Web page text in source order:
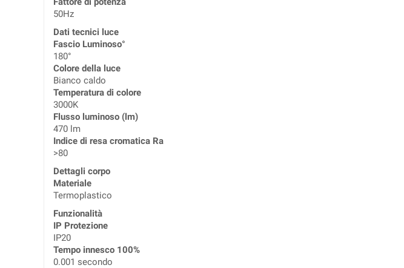
50Hz
Dati tecnici luce
Fascio Luminoso°
180°
Colore della luce
Bianco caldo
Temperatura di colore
3000K
Flusso luminoso (lm)
470 lm
Indice di resa cromatica Ra
>80
Dettagli corpo
Materiale
Termoplastico
Funzionalità
IP Protezione
IP20
Tempo innesco 100%
0.001 secondo